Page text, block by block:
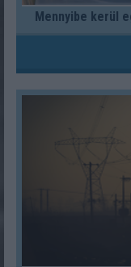
Mennyibe kerül